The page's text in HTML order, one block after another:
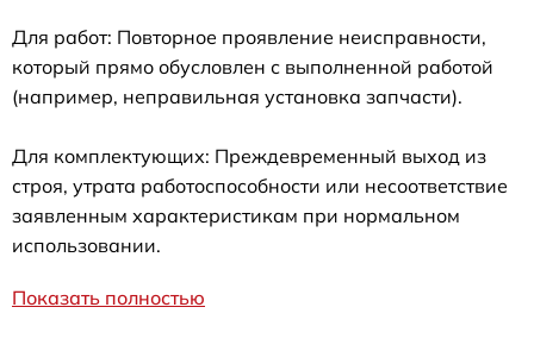
Для работ: Повторное проявление неисправности,
который прямо обусловлен с выполненной работой
(например, неправильная установка запчасти).
Для комплектующих: Преждевременный выход из
строя, утрата работоспособности или несоответствие
заявленным характеристикам при нормальном
использовании.
Показать полностью